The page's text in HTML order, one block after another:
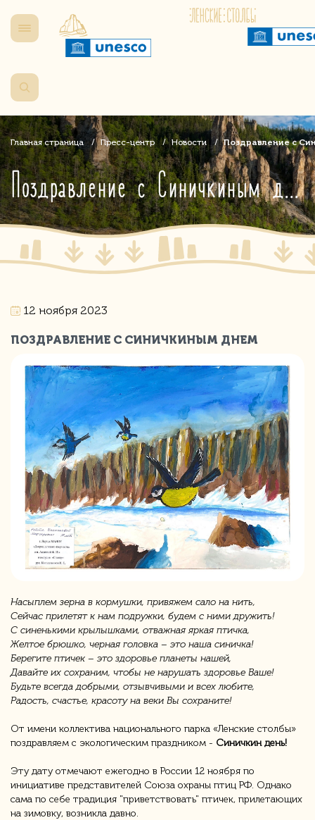
Главная страница Пресс-центр Новости Поздравление с
Поздравление с Синичкиным днем
12 ноября 2023
ПОЗДРАВЛЕНИЕ С СИНИЧКИНЫМ ДНЕМ
Насыплем зерна в кормушки, привяжем сало на нить,
Сейчас прилетят к нам подружки, будем с ними дружить!
С синенькими крылышками, отважная яркая птичка,
Желтое брюшко, черная головка – это наша синичка!
Берегите птичек – это здоровье планеты нашей,
Давайте их сохраним, чтобы не нарушать здоровье Ваше!
Будьте всегда добрыми, отзывчивыми и всех любите,
Радость, счастье, красоту на веки Вы сохраните!
От имени коллектива национального парка «Ленские столбы»
поздравляем с экологическим праздником - Синичкин день!
Эту дату отмечают ежегодно в России 12 ноября по
инициативе представителей Союза охраны птиц РФ. Однако
сама по себе традиция "приветствовать" птичек, прилетающих
на зимовку, возникла давно.